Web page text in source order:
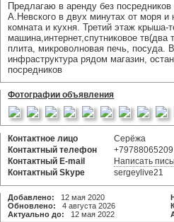
Предлагаю в аренду без
А.Невского в двух минутах от моря
комната и кухня. Третий этаж
машина,интернет,спутниковое
плита, микроволновая печь, посуда.
инфраструктура рядом магазин,
посредников
Фотографии объявления
Контактное лицо
Серёжа
Контактный телефон
+79788065209
Контактный E-mail
Написать
Контактный Skype
sergeylive21
Добавлено: 12 мая 2020
Обновлено:
4 августа 2026
Актуально до:
12 мая 2022